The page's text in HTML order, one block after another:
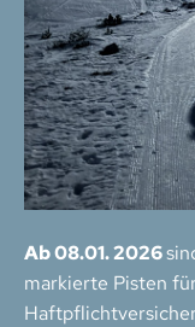
Ab 08.01. 2026
markierte Pisten